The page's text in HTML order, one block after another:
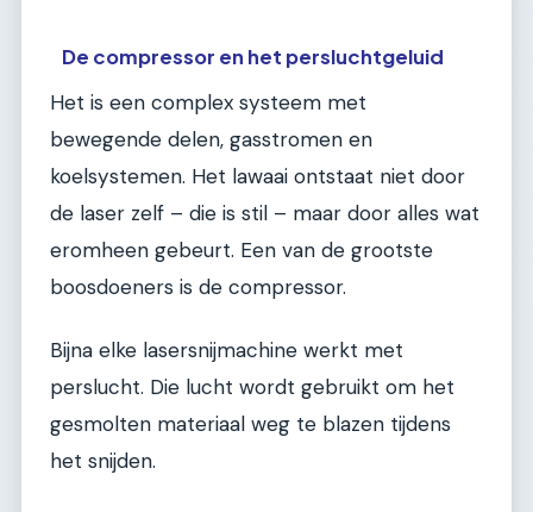
De compressor en het persluchtgeluid
Het is een complex systeem met
bewegende delen, gasstromen en
koelsystemen. Het lawaai ontstaat niet door
de laser zelf – die is stil – maar door alles wat
eromheen gebeurt. Een van de grootste
boosdoeners is de compressor.
Bijna elke lasersnijmachine werkt met
perslucht. Die lucht wordt gebruikt om het
gesmolten materiaal weg te blazen tijdens
het snijden.